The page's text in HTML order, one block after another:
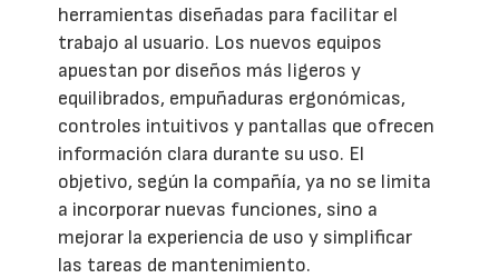
herramientas diseñadas para facilitar el
trabajo al usuario. Los nuevos equipos
apuestan por diseños más ligeros y
equilibrados, empuñaduras ergonómicas,
controles intuitivos y pantallas que ofrecen
información clara durante su uso. El
objetivo, según la compañía, ya no se limita
a incorporar nuevas funciones, sino a
mejorar la experiencia de uso y simplificar
las tareas de mantenimiento.